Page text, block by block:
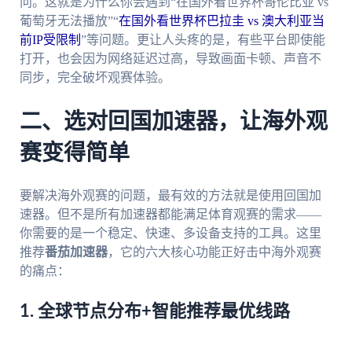
葡萄牙无法播放”“在国外看世界杯巴拉圭 vs 澳大利亚当
前IP受限制 ”等问题。更让人头疼的是，有些平台即使能
打开，也会因为网络延迟过高，导致画面卡顿、声音不
同步，完全破坏观赛体验。
二、选对回国加速器，让海外观
赛变得简单
要解决海外观赛的问题，最有效的方法就是使用回国加
速器。但不是所有加速器都能满足体育观赛的需求——
你需要的是一个稳定、快速、多设备支持的工具。这里
推荐番茄加速器，它的六大核心功能正好击中海外观赛
的痛点：
1. 全球节点分布+智能推荐最优线路